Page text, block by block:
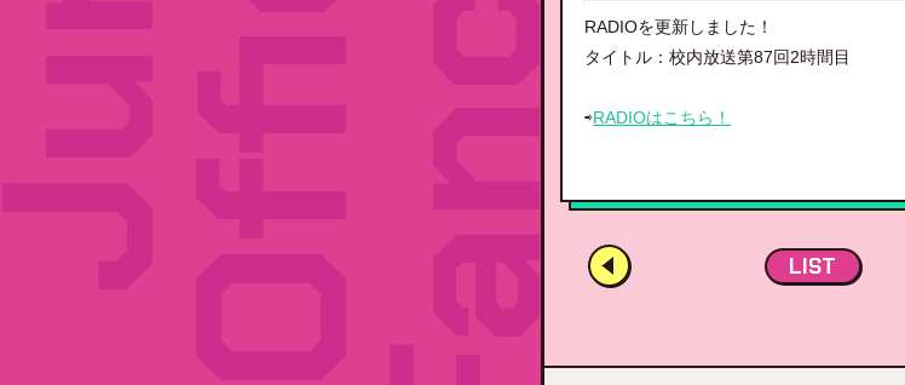
RADIOを更新しました！
タイトル：校内放送第87回2時間目
⇨RADIOはこちら！
LIST